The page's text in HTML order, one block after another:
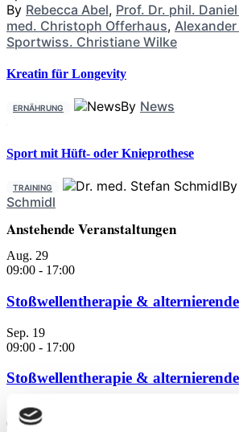
By Rebecca Abel, Prof. Dr. phil.
med. Christoph Offerhaus,
Sportwiss. Christiane Wilke
Kreatin für Longevity
ERNÄHRUNG By News
Sport mit Hüft- oder Knieprothese
TRAINING By
Schmidl
Anstehende Veranstaltungen
Aug. 29
09:00 - 17:00
Stoßwellentherapie &
Sep. 19
09:00 - 17:00
Stoßwellentherapie &
Sep.19
09:00-